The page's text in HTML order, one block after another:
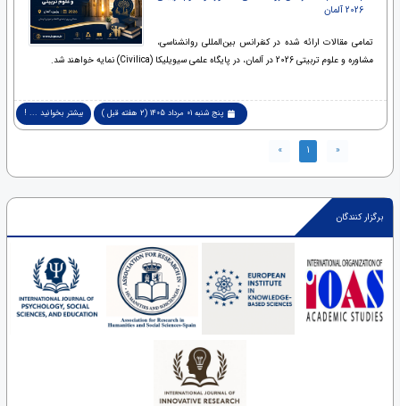
2026 آلمان
تمامی مقالات ارائه شده در کنفرانس بین‌المللی روانشناسی،
مشاوره و علوم تربیتی 2026 در آلمان، در پایگاه علمی سیویلیکا (Civilica) نمایه خواهند شد.
پنج شنبه 01 مرداد 1405 (2 هفته قبل ) بیشتر بخوانید ... !
«
1
»
برگزار کنندگان